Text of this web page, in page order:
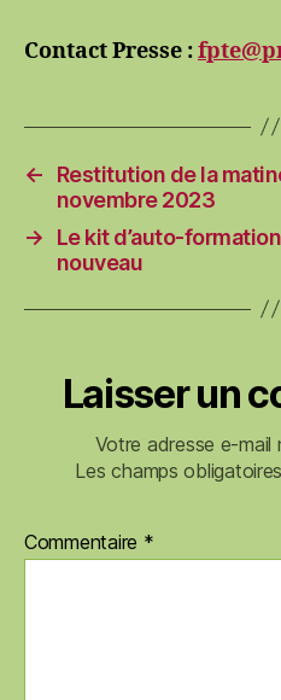
Contact Presse :
←
Restitution de la
novembre 2023
→
Le kit d’auto-formation
nouveau
Laisser un
Votre adresse e-mail
Les champs
Commentaire *